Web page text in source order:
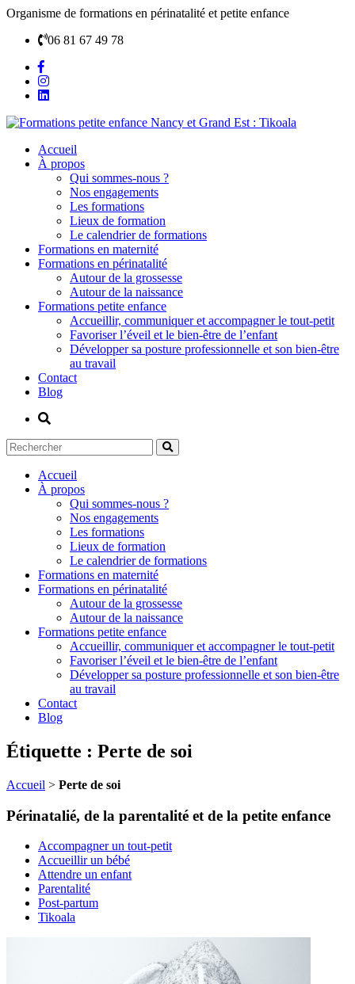
Organisme de formations en périnatalité et petite enfance
06 81 67 49 78
Accueil
À propos
Qui sommes-nous ?
Nos engagements
Les formations
Lieux de formation
Le calendrier de formations
Formations en maternité
Formations en périnatalité
Autour de la grossesse
Autour de la naissance
Formations petite enfance
Accueillir, communiquer et accompagner le tout-petit
Favoriser l’éveil et le bien-être de l’enfant
Développer sa posture professionnelle et son bien-être
au travail
Contact
Blog
Accueil
À propos
Qui sommes-nous ?
Nos engagements
Les formations
Lieux de formation
Le calendrier de formations
Formations en maternité
Formations en périnatalité
Autour de la grossesse
Autour de la naissance
Formations petite enfance
Accueillir, communiquer et accompagner le tout-petit
Favoriser l’éveil et le bien-être de l’enfant
Développer sa posture professionnelle et son bien-être
au travail
Contact
Blog
Étiquette : Perte de soi
Accueil > Perte de soi
Périnatalié, de la parentalité et de la petite enfance
Accompagner un tout-petit
Accueillir un bébé
Attendre un enfant
Parentalité
Post-partum
Tikoala